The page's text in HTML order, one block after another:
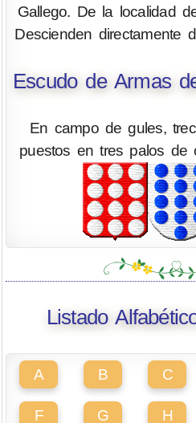
Gallego. De la localidad
Descienden directamente
Escudo de Armas
En campo de gules,
puestos en tres palos de
Listado
A B C
F G H